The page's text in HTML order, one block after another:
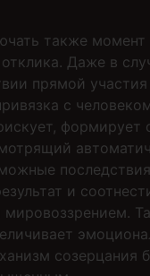
также момент
Даже в
прямой участия
с
и
созерцания